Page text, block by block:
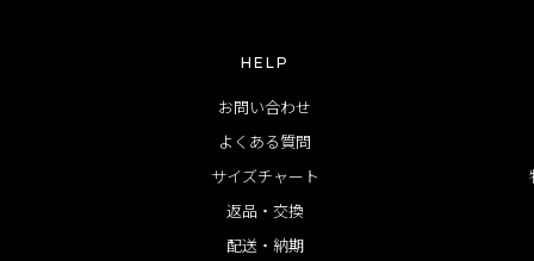
HELP
お問い合わせ
よくある質問
サイズチャート
返品・交換
配送・納期